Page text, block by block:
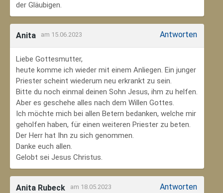
der Gläubigen.
Anita am 15.06.2023 Antworten
Liebe Gottesmutter,
heute komme ich wieder mit einem Anliegen. Ein junger
Priester scheint wiederum neu erkrankt zu sein.
Bitte du noch einmal deinen Sohn Jesus, ihm zu helfen.
Aber es geschehe alles nach dem Willen Gottes.
Ich möchte mich bei allen Betern bedanken, welche mir
geholfen haben, für einen weiteren Priester zu beten.
Der Herr hat Ihn zu sich genommen.
Danke euch allen.
Gelobt sei Jesus Christus.
Anita Rubeck am 18.05.2023 Antworten